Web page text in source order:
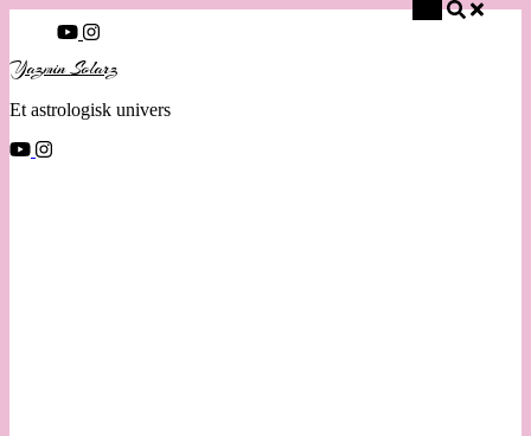
Yazmin Solarz
Et astrologisk univers